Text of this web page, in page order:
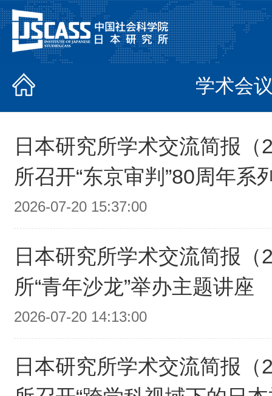
学术会
日本研究所学术交流简报（
所召开“东京审判”80周年系
2026-07-20 15:37:00
日本研究所学术交流简报（
所“青年沙龙”举办主题讲座
2026-07-20 14:13:00
日本研究所学术交流简报（